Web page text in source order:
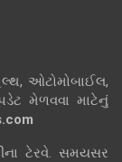
ઓટોમોબાઈલ,
મેળવવા માટેનું
ટેરવે. સમયસર